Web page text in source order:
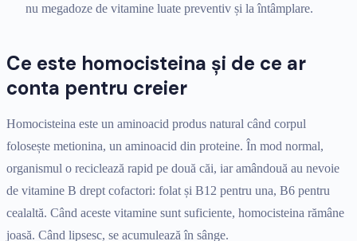
nu megadoze de vitamine luate preventiv și la întâmplare.
Ce este homocisteina și de ce ar
conta pentru creier
Homocisteina este un aminoacid produs natural când corpul
folosește metionina, un aminoacid din proteine. În mod normal,
organismul o reciclează rapid pe două căi, iar amândouă au nevoie
de vitamine B drept cofactori: folat și B12 pentru una, B6 pentru
cealaltă. Când aceste vitamine sunt suficiente, homocisteina rămâne
joasă. Când lipsesc, se acumulează în sânge.